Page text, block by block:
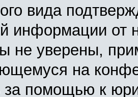
вида
информации от
не уверены,
на
за помощью к